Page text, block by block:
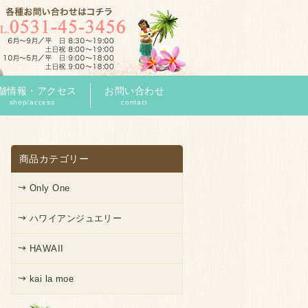
情報・アクセス
shop/access
お問い合わせ
contact
商品カテゴリー
Only One
ハワイアンジュエリー
HAWAII
kai la moe